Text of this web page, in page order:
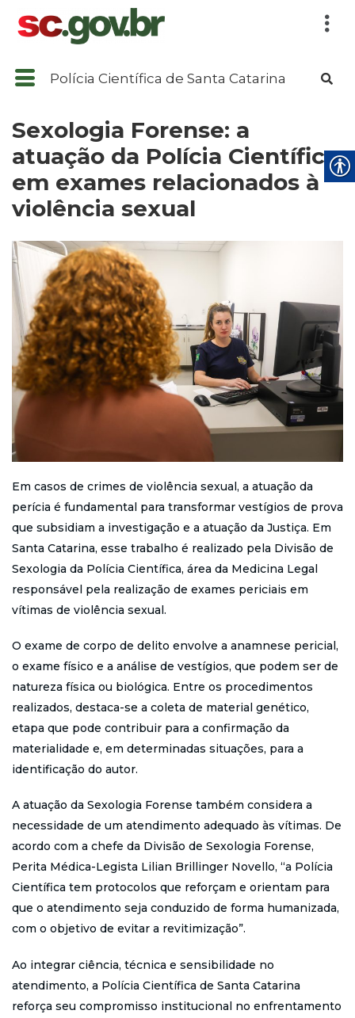
Polícia Científica de Santa Catarina
Sexologia Forense: a
atuação da Polícia Científica
em exames relacionados à
violência sexual
Em casos de crimes de violência sexual, a atuação da
perícia é fundamental para transformar vestígios de prova
que subsidiam a investigação e a atuação da Justiça. Em
Santa Catarina, esse trabalho é realizado pela Divisão de
Sexologia da Polícia Científica, área da Medicina Legal
responsável pela realização de exames periciais em
vítimas de violência sexual.
O exame de corpo de delito envolve a anamnese pericial,
o exame físico e a análise de vestígios, que podem ser de
natureza física ou biológica. Entre os procedimentos
realizados, destaca-se a coleta de material genético,
etapa que pode contribuir para a confirmação da
materialidade e, em determinadas situações, para a
identificação do autor.
A atuação da Sexologia Forense também considera a
necessidade de um atendimento adequado às vítimas. De
acordo com a chefe da Divisão de Sexologia Forense,
Perita Médica-Legista Lilian Brillinger Novello, “a Polícia
Científica tem protocolos que reforçam e orientam para
que o atendimento seja conduzido de forma humanizada,
com o objetivo de evitar a revitimização”.
Ao integrar ciência, técnica e sensibilidade no
atendimento, a Polícia Científica de Santa Catarina
reforça seu compromisso institucional no enfrentamento